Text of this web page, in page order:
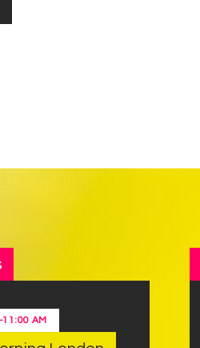
-11:00 AM